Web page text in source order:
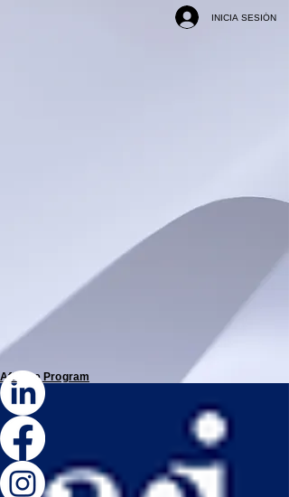
INICIA SESIÓN
Affiliate Program